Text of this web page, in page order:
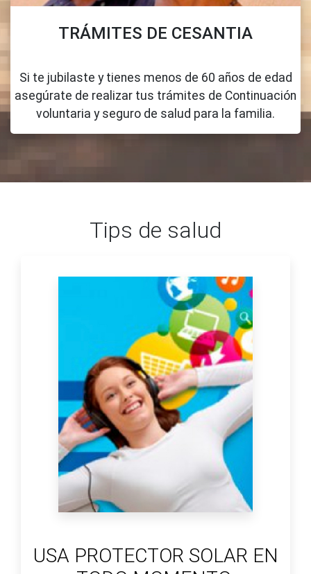
TRÁMITES DE CESANTIA
Si te jubilaste y tienes menos de 60 años de edad
asegúrate de realizar tus trámites de Continuación
voluntaria y seguro de salud para la familia.
Tips de salud
USA PROTECTOR SOLAR EN